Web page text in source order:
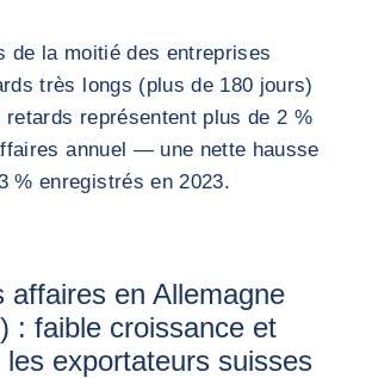
de la moitié des entreprises
très longs (plus de 180 jours)
retards représentent plus de 2 %
annuel — une nette hausse
% enregistrés en 2023.
affaires en Allemagne
: faible croissance et
exportateurs suisses